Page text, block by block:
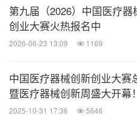
现场的专家在经过精彩的
市场前景、创新性等角度
给予项目团队中肯的发展
之间进行深入的交流与碰
第九届（2026）中国医疗器
创业大赛火热报名中
2026-06-23 13:09 1169
中国医疗器械创新创业大赛
暨医疗器械创新周盛大开幕！
2025-10-31 17:36 5646